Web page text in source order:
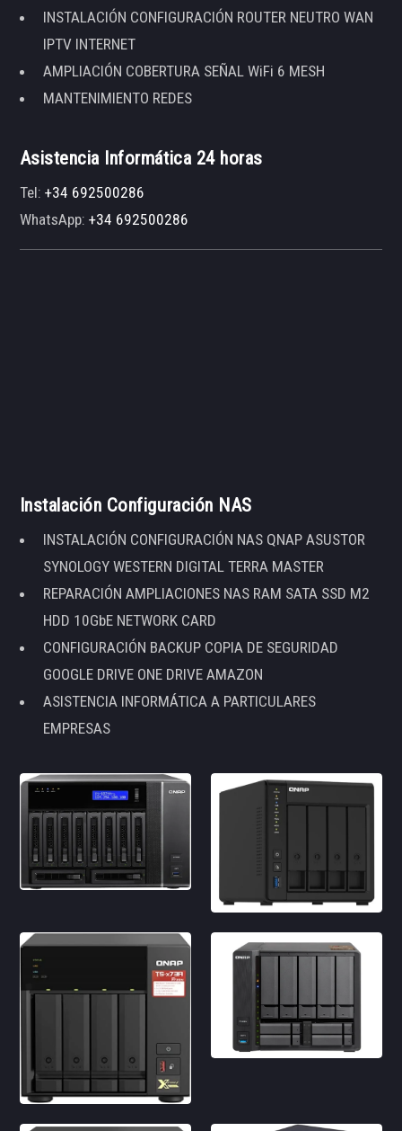
INSTALACIÓN CONFIGURACIÓN ROUTER NEUTRO WAN
IPTV INTERNET
AMPLIACIÓN COBERTURA SEÑAL WiFi 6 MESH
MANTENIMIENTO REDES
Asistencia Informática 24 horas
Tel:+34 692500286
WhatsApp:+34 692500286
Instalación Configuración NAS
INSTALACIÓN CONFIGURACIÓN NAS QNAP ASUSTOR
SYNOLOGY WESTERN DIGITAL TERRA MASTER
REPARACIÓN AMPLIACIONES NAS RAM SATA SSD M2
HDD 10GbE NETWORK CARD
CONFIGURACIÓN BACKUP COPIA DE SEGURIDAD
GOOGLE DRIVE ONE DRIVE AMAZON
ASISTENCIA INFORMÁTICA A PARTICULARES
EMPRESAS